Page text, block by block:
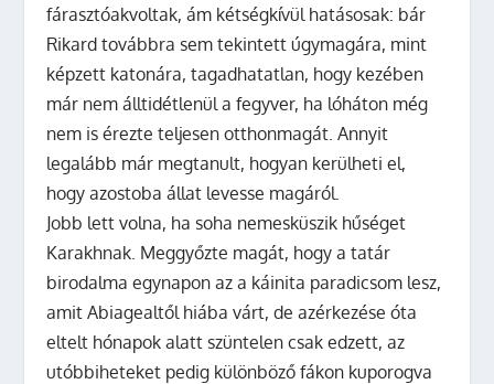
fárasztóakvoltak, ám kétségkívül hatásosak: bár
Rikard továbbra sem tekintett úgymagára, mint
képzett katonára, tagadhatatlan, hogy kezében
már nem álltidétlenül a fegyver, ha lóháton még
nem is érezte teljesen otthonmagát. Annyit
legalább már megtanult, hogyan kerülheti el,
hogy azostoba állat levesse magáról.
Jobb lett volna, ha soha nemesküszik hűséget
Karakhnak. Meggyőzte magát, hogy a tatár
birodalma egynapon az a káinita paradicsom lesz,
amit Abiagealtől hiába várt, de azérkezése óta
eltelt hónapok alatt szüntelen csak edzett, az
utóbbiheteket pedig különböző fákon kuporogva